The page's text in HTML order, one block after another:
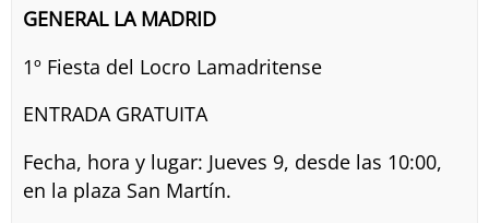
GENERAL LA MADRID
1º Fiesta del Locro Lamadritense
ENTRADA GRATUITA
Fecha, hora y lugar: Jueves 9, desde las 10:00,
en la plaza San Martín.